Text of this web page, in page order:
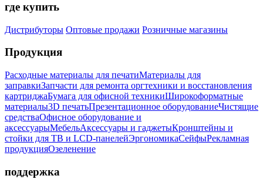
где купить
Дистрибуторы Оптовые продажи Розничные магазины
Продукция
Расходные материалы для печатиМатериалы для
заправкиЗапчасти для ремонта оргтехники и восстановления
картриджаБумага для офисной техникиШирокоформатные
материалы3D печатьПрезентационное оборудованиеЧистящие
средстваОфисное оборудование и
аксессуарыМебельАксессуары и гаджетыКронштейны и
стойки для ТВ и LCD-панелейЭргономикаСейфыРекламная
продукцияОзеленение
поддержка